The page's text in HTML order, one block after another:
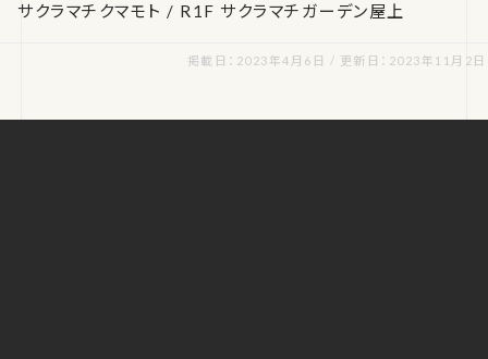
サクラマチクマモト / R1F サクラマチガーデン屋上
掲載日：2023年4月6日 / 更新日：2023年11月2日